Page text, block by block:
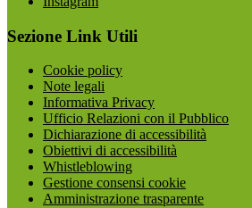
Sezione Link Utili
Cookie policy
Note legali
Informativa Privacy
Ufficio Relazioni con il Pubblico
Dichiarazione di accessibilità
Obiettivi di accessibilità
Whistleblowing
Gestione consensi cookie
Amministrazione trasparente